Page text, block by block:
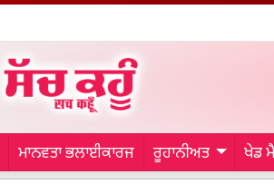
ਮਾਨਵਤਾ ਭਲਾਈਕਾਰਜ ਰੂਹਾਨੀਅਤ ਖੇਡ